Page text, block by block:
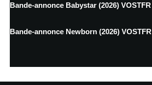
Bande-annonce Babystar (2026) VOSTFR
Bande-annonce Newborn (2026) VOSTFR